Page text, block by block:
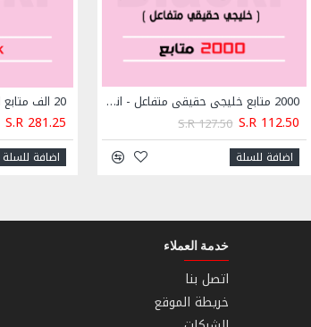
2000 متابع خليجي حقيقي متفاعل - انستقرام
S.R 112.50
S.R 127.50
اضافة للسلة
20 الف متابع انستقرام ( فوري )
S.R 281.25
اضافة للسلة
خدمة العملاء
اتصل بنا
خريطة الموقع